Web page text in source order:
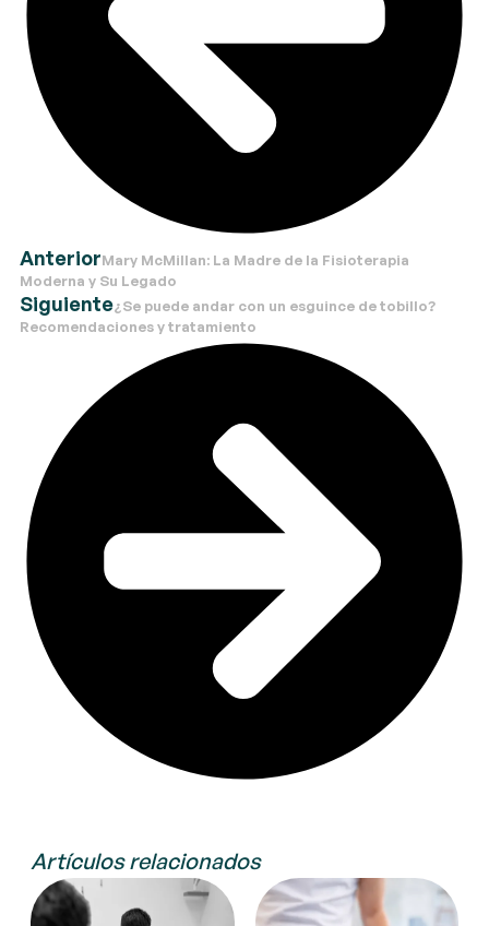
AnteriorMary McMillan: La Madre de la Fisioterapia
Moderna y Su Legado
Siguiente¿Se puede andar con un esguince de tobillo?
Recomendaciones y tratamiento
Artículos relacionados